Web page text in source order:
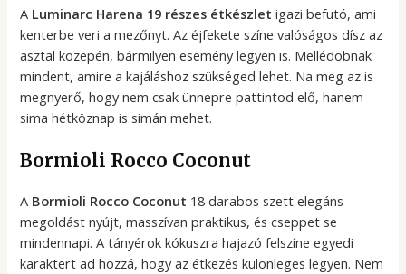
A Luminarc Harena 19 részes étkészlet igazi befutó, ami
kenterbe veri a mezőnyt. Az éjfekete színe valóságos dísz az
asztal közepén, bármilyen esemény legyen is. Mellédobnak
mindent, amire a kajáláshoz szükséged lehet. Na meg az is
megnyerő, hogy nem csak ünnepre pattintod elő, hanem
sima hétköznap is simán mehet.
Bormioli Rocco Coconut
A Bormioli Rocco Coconut 18 darabos szett elegáns
megoldást nyújt, masszívan praktikus, és cseppet se
mindennapi. A tányérok kókuszra hajazó felszíne egyedi
karaktert ad hozzá, hogy az étkezés különleges legyen. Nem